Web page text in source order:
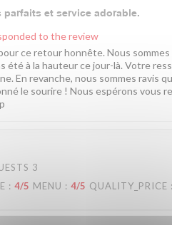
parfaits et service adorable.
to the review
ce retour honnête. Nous
été à la hauteur ce jour-là. Votre
En revanche, nous sommes ravis
le sourire ! Nous espérons vous
3
: 4/5 MENU : 4/5 QUALITY_PRICE